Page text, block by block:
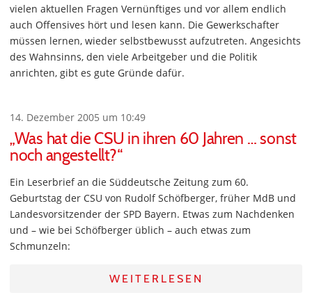
vielen aktuellen Fragen Vernünftiges und vor allem endlich
auch Offensives hört und lesen kann. Die Gewerkschafter
müssen lernen, wieder selbstbewusst aufzutreten. Angesichts
des Wahnsinns, den viele Arbeitgeber und die Politik
anrichten, gibt es gute Gründe dafür.
14. Dezember 2005 um 10:49
„Was hat die CSU in ihren 60 Jahren … sonst
noch angestellt?“
Ein Leserbrief an die Süddeutsche Zeitung zum 60.
Geburtstag der CSU von Rudolf Schöfberger, früher MdB und
Landesvorsitzender der SPD Bayern. Etwas zum Nachdenken
und – wie bei Schöfberger üblich – auch etwas zum
Schmunzeln:
WEITERLESEN